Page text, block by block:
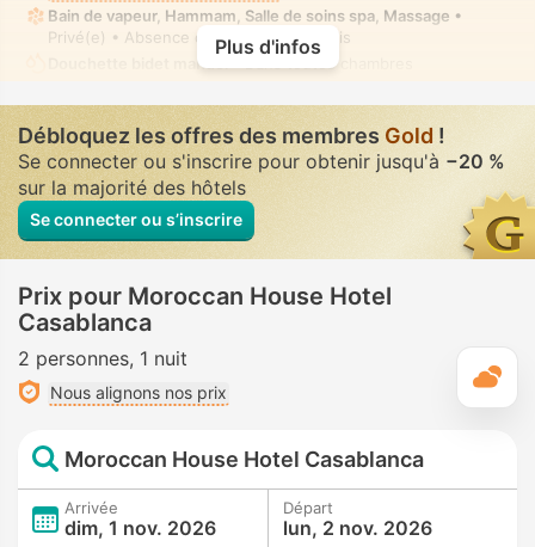
Bain de vapeur, Hammam, Salle de soins spa, Massage •
Privé(e) • Absence complète de vis à vis
Douchette bidet manuel
• Dans toutes chambres
Plus d'infos
Débloquez les offres des membres Gold !
Se connecter ou s'inscrire pour obtenir jusqu'à −20 %
sur la majorité des hôtels
Se connecter ou s’inscrire
Prix pour Moroccan House Hotel
Casablanca
2 personnes 1 nuit
Nous alignons nos prix
Moroccan House Hotel Casablanca
Arrivée
dim, 1 nov. 2026
Départ
lun, 2 nov. 2026